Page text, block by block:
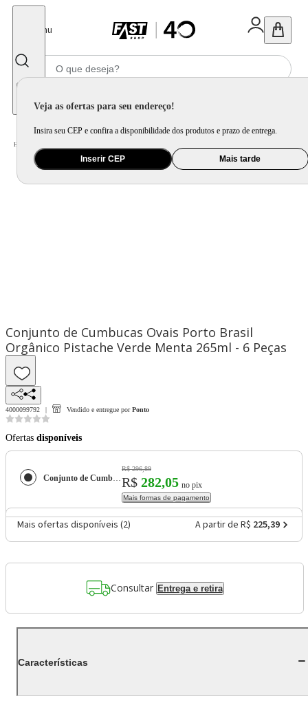
Menu
Veja as ofertas para seu endereço!
Insira seu CEP e confira a disponibilidade dos produtos e prazo de entrega.
Inserir CEP Mais tarde
Home
Conjunto de Cumbucas Ovais Porto Brasil
Orgânico Pistache Verde Menta 265ml - 6 Peças
4000099792 Vendido e entregue por Ponto
Ofertas disponíveis
Conjunto de Cumbucas Ovais Porto Brasil Orgânico Pistache Verde Menta 265ml - 6 Peças
R$ 296,89
R$ 282,05 no pix
Mais formas de pagamento
Mais ofertas disponíveis (2) A partir de R$ 225,39
Consultar Entrega e retira
Características